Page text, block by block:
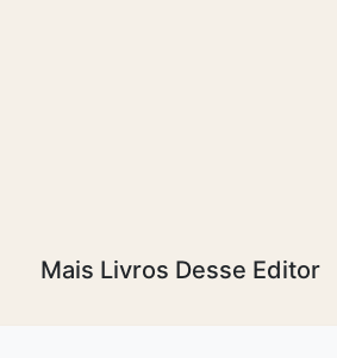
Mais Livros Desse Editor